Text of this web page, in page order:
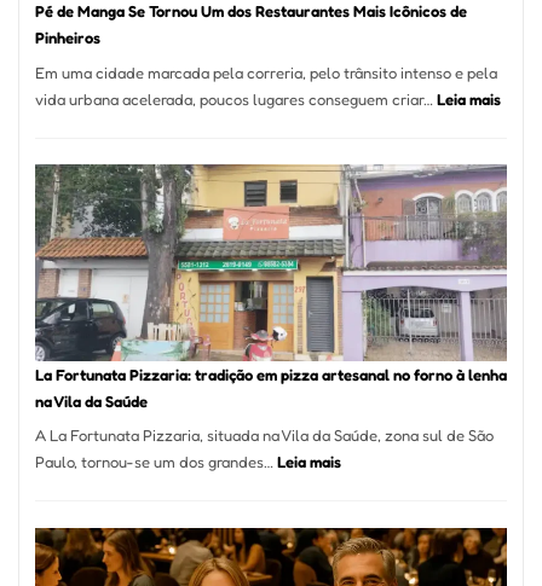
Pé de Manga Se Tornou Um dos Restaurantes Mais Icônicos de
Pinheiros
Em uma cidade marcada pela correria, pelo trânsito intenso e pela
vida urbana acelerada, poucos lugares conseguem criar… Leia mais:
Se
Um
dos
Mais
La Fortunata Pizzaria: tradição em pizza artesanal no forno à lenha
na Vila da Saúde
A La Fortunata Pizzaria, situada na Vila da Saúde, zona sul de São
Paulo, tornou-se um dos grandes…Leia mais:
Pizzaria:
tradição